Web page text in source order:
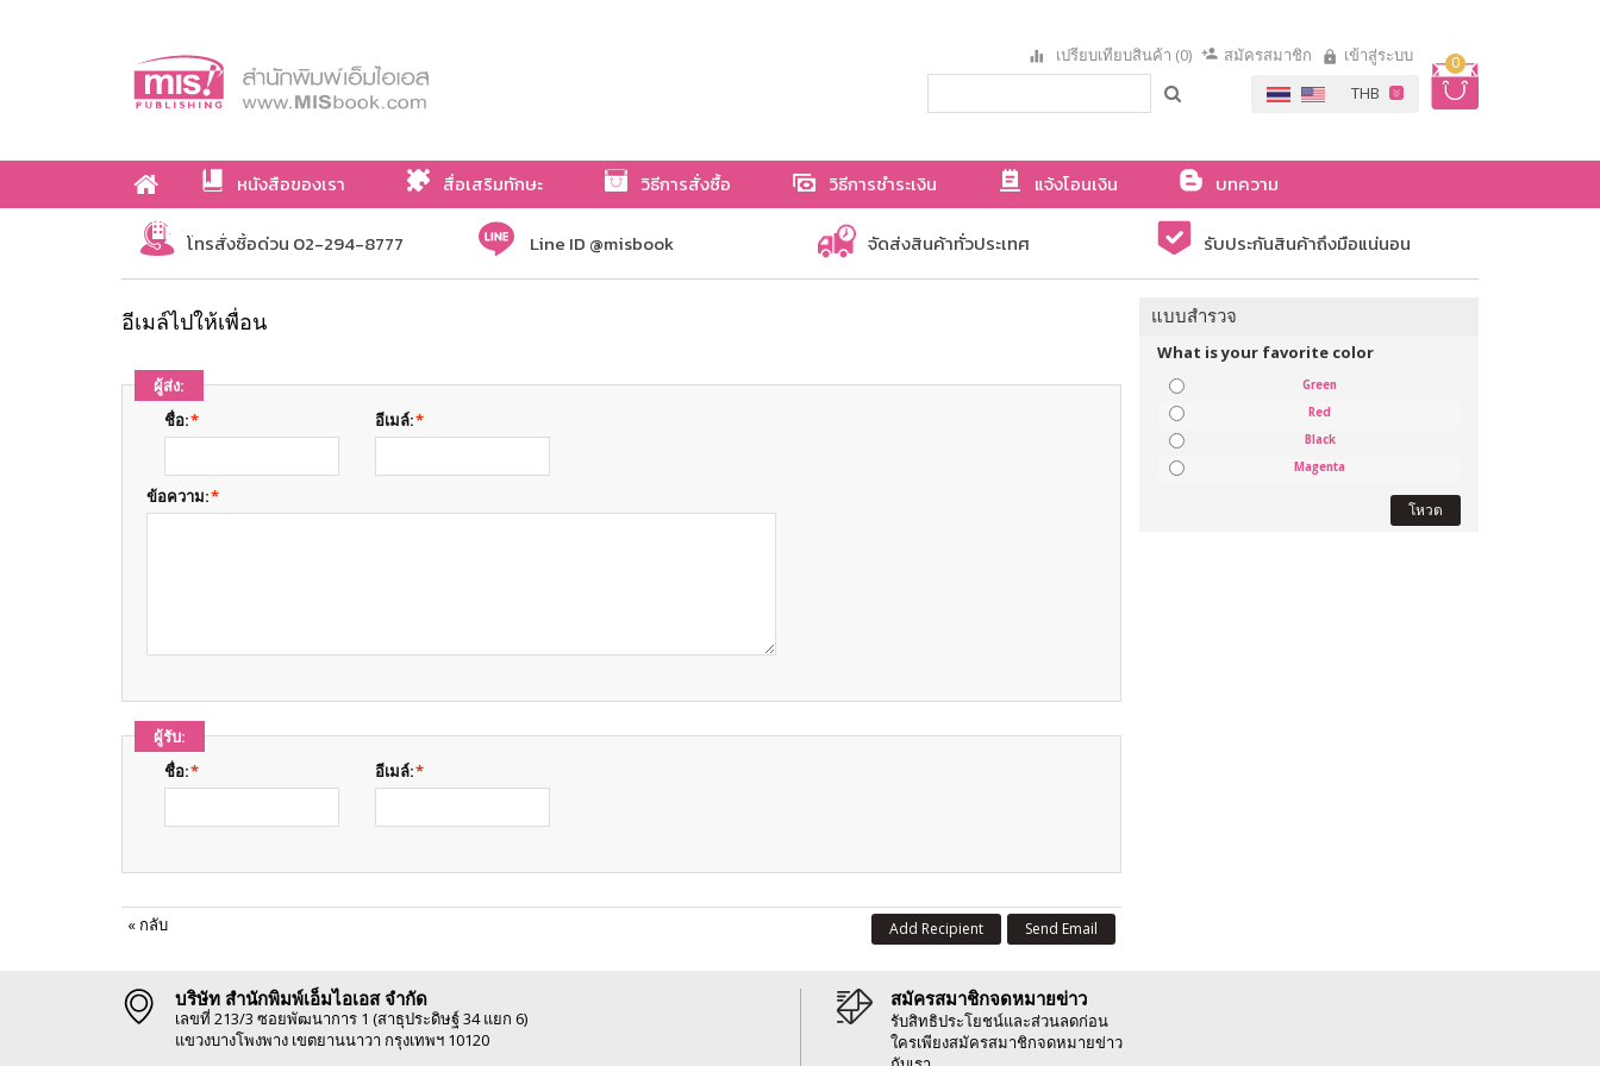
0
เปรียบเทียบสินค้า (0) สมัครสมาชิก เข้าสู่ระบบ
หนังสือของเรา สื่อเสริมทักษะ วิธีการสั่งซื้อ วิธีการชำระเงิน แจ้งโอนเงิน
บทความ
เกี่ยวกับเรา
โทรสั่งซื้อด่วน 02-294-8777 Line ID @misbook จัดส่งสินค้าทั่วประเทศ รับประกันสินค้าถึงมือแน่นอน
อีเมล์ไปให้เพื่อน
ผู้ส่ง:
*
ชื่อ: *
อีเมล์:
*
ข้อความ:
ผู้รับ:
*
ชื่อ: *
อีเมล์:
« กลับ Send Email
Add Recipient
แบบสำรวจ
What is your favorite color
Green
Red
Black
Magenta
โหวต
บริษัท สำนักพิมพ์เอ็มไอเอส จำกัด
เลขที่ 213/3 ซอยพัฒนาการ 1 (สาธุประดิษฐ์ 34 แยก 6)
แขวงบางโพงพาง เขตยานนาวา กรุงเทพฯ 10120
สมัครสมาชิกจดหมายข่าว
รับสิทธิประโยชน์และส่วนลดก่อน
ใครเพียงสมัครสมาชิกจดหมายข่าว